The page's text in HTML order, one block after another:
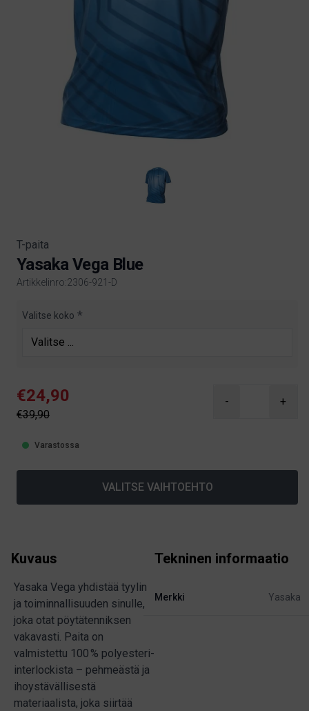
T-paita
Yasaka Vega Blue
Artikkelinro:2306-921-D
Product information
Valitse koko
€24,90
€39,90
- +
Varastossa
VALITSE VAIHTOEHTO
Kuvaus
Yasaka Vega yhdistää tyylin
ja toiminnallisuuden sinulle,
joka otat pöytätenniksen
vakavasti. Paita on
valmistettu 100 % polyesteri-
interlockista – pehmeästä ja
ihoystävällisestä
materiaalista, joka siirtää
Tekninen informaatio
Merkki Yasaka